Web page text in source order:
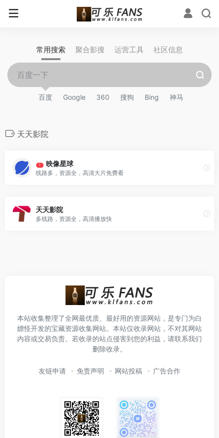
常用搜索 聚合影搜 运营工具 社区信息
百度 Google 360 搜狗 Bing 神马
天天影院
T 映像星球
线路多，资源全，高清大片免费看
天天影院
多线路，资源全，高清播放快
本站收集整理了全网最优质、最好用的资源网站，是专门为白
嫖怪开发的宝藏资源收集网站。本站仅收录网站，不对其网站
内容或交易负责。若收录的站点侵害到您的利益，请联系我们
删除收录。
友链申请 免责声明 网站投稿 广告合作